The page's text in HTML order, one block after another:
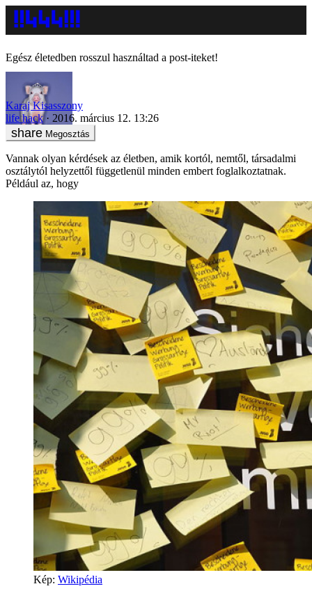
Egész életedben rosszul használtad a post-iteket!
Karaj Kisasszony
life hack
2016. március 12. 13:26
Megosztás
Vannak olyan kérdések az életben, amik kortól, nemtől, társadalmi
osztálytól helyzettől függetlenül minden embert foglalkoztatnak.
Például az, hogy
Kép: Wikipédia